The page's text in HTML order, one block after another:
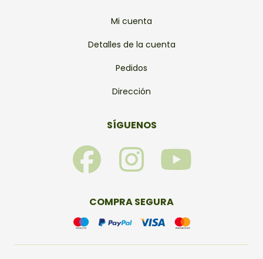
Mi cuenta
Detalles de la cuenta
Pedidos
Dirección
SÍGUENOS
F
a
c
e
I
n
s
t
Y
u
t
COMPRA SEGURA